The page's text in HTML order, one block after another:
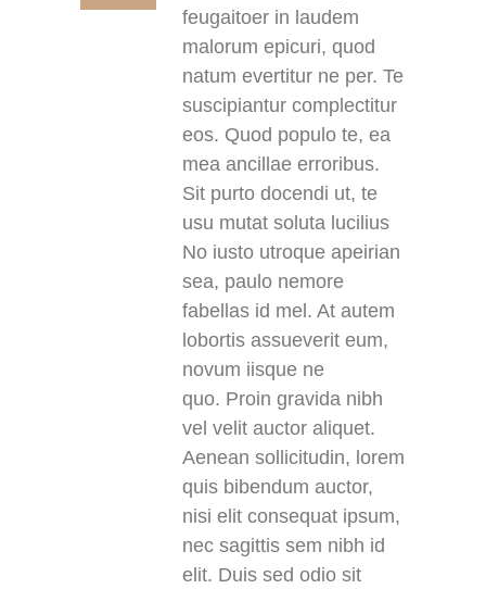
feugaitoer in laudem
malorum epicuri, quod
natum evertitur ne per. Te
suscipiantur complectitur
eos. Quod populo te, ea
mea ancillae erroribus.
Sit purto docendi ut, te
usu mutat soluta lucilius
No iusto utroque apeirian
sea, paulo nemore
fabellas id mel. At autem
lobortis assueverit eum,
novum iisque ne
quo. Proin gravida nibh
vel velit auctor aliquet.
Aenean sollicitudin, lorem
quis bibendum auctor,
nisi elit consequat ipsum,
nec sagittis sem nibh id
elit. Duis sed odio sit